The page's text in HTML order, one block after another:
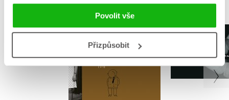
Povolit vše
Přizpůsobit
Nesmysl
Radim Kopáč Ivana
,
Radim